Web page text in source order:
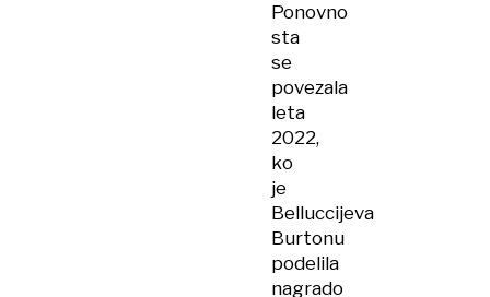
Ponovno
sta
se
povezala
leta
2022,
ko
je
Belluccijeva
Burtonu
podelila
nagrado